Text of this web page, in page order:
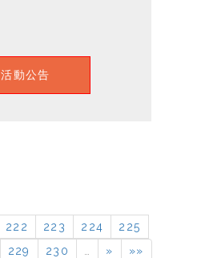
活動公告
222 223 224
225
229 230 » »»